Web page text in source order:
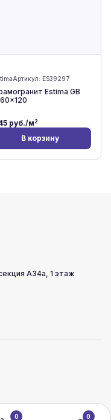
Артикул: ES39297
Estima GB
руб./м2
В корзину
А34а, 1 этаж
0 0